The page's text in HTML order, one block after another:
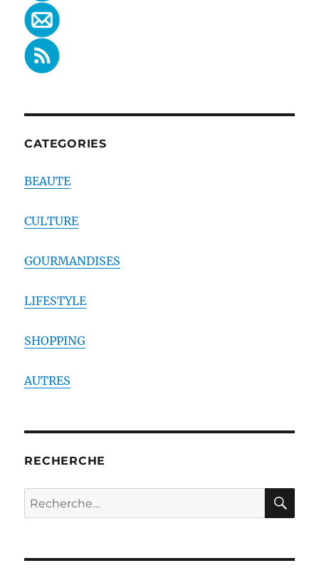
CATEGORIES
BEAUTE
CULTURE
GOURMANDISES
LIFESTYLE
SHOPPING
AUTRES
RECHERCHE
Recherche
pour :